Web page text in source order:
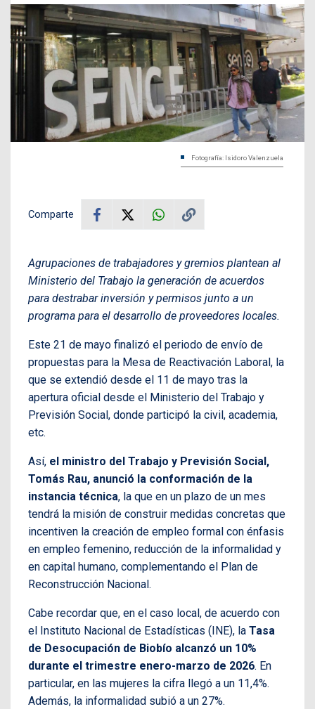
Fotografía: Isidoro Valenzuela
Comparte
Agrupaciones de trabajadores y gremios plantean al
Ministerio del Trabajo la generación de acuerdos
para destrabar inversión y permisos junto a un
programa para el desarrollo de proveedores locales.
Este 21 de mayo finalizó el periodo de envío de
propuestas para la Mesa de Reactivación Laboral, la
que se extendió desde el 11 de mayo tras la
apertura oficial desde el Ministerio del Trabajo y
Previsión Social, donde participó la civil, academia,
etc.
Así, el ministro del Trabajo y Previsión Social,
Tomás Rau, anunció la conformación de la
instancia técnica, la que en un plazo de un mes
tendrá la misión de construir medidas concretas que
incentiven la creación de empleo formal con énfasis
en empleo femenino, reducción de la informalidad y
en capital humano, complementando el Plan de
Reconstrucción Nacional.
Cabe recordar que, en el caso local, de acuerdo con
el Instituto Nacional de Estadísticas (INE), la Tasa
de Desocupación de Biobío alcanzó un 10%
durante el trimestre enero-marzo de 2026. En
particular, en las mujeres la cifra llegó a un 11,4%.
Además, la informalidad subió a un 27%.